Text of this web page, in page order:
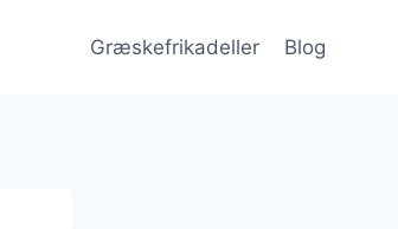
Græskefrikadeller Blog